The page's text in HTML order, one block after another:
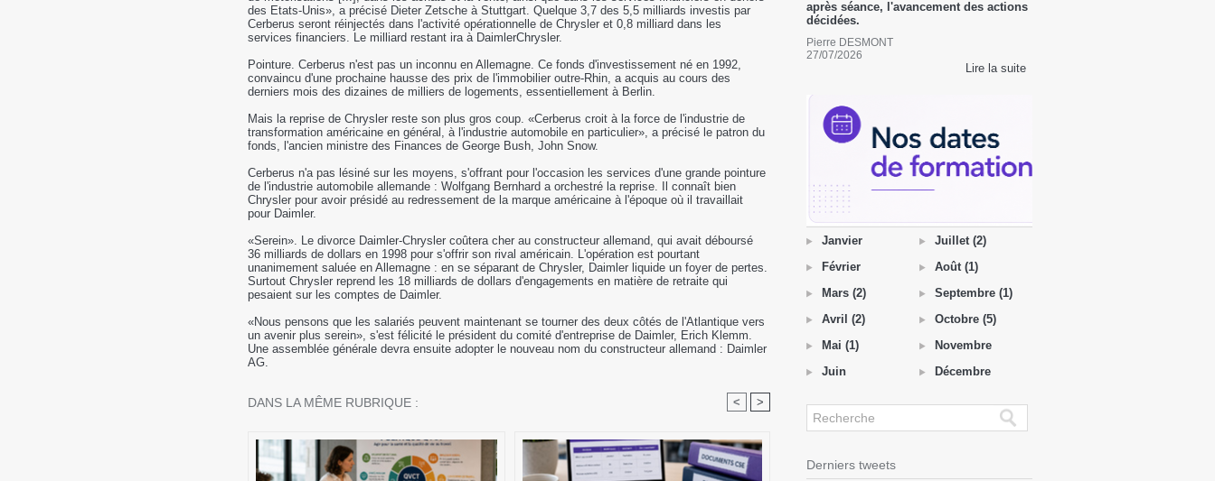
des Etats-Unis», a précisé Dieter Zetsche à Stuttgart. Quelque 3,7 des 5,5 milliards investis par
Cerberus seront réinjectés dans l'activité opérationnelle de Chrysler et 0,8 milliard dans les
services financiers. Le milliard restant ira à DaimlerChrysler.
Pointure. Cerberus n'est pas un inconnu en Allemagne. Ce fonds d'investissement né en 1992,
convaincu d'une prochaine hausse des prix de l'immobilier outre-Rhin, a acquis au cours des
derniers mois des dizaines de milliers de logements, essentiellement à Berlin.
Mais la reprise de Chrysler reste son plus gros coup. «Cerberus croit à la force de l'industrie de
transformation américaine en général, à l'industrie automobile en particulier», a précisé le patron du
fonds, l'ancien ministre des Finances de George Bush, John Snow.
Cerberus n'a pas lésiné sur les moyens, s'offrant pour l'occasion les services d'une grande pointure
de l'industrie automobile allemande : Wolfgang Bernhard a orchestré la reprise. Il connaît bien
Chrysler pour avoir présidé au redressement de la marque américaine à l'époque où il travaillait
pour Daimler.
«Serein». Le divorce Daimler-Chrysler coûtera cher au constructeur allemand, qui avait déboursé
36 milliards de dollars en 1998 pour s'offrir son rival américain. L'opération est pourtant
unanimement saluée en Allemagne : en se séparant de Chrysler, Daimler liquide un foyer de pertes.
Surtout Chrysler reprend les 18 milliards de dollars d'engagements en matière de retraite qui
pesaient sur les comptes de Daimler.
«Nous pensons que les salariés peuvent maintenant se tourner des deux côtés de l'Atlantique vers
un avenir plus serein», s'est félicité le président du comité d'entreprise de Daimler, Erich Klemm.
Une assemblée générale devra ensuite adopter le nouveau nom du constructeur allemand : Daimler
AG.
DANS LA MÊME RUBRIQUE : < >
après séance, l'avancement des actions
décidées.
Pierre DESMONT
27/07/2026
Lire la suite
Janvier
Février
Mars (2)
Avril (2)
Mai (1)
Juin
Juillet (2)
Août (1)
Septembre (1)
Octobre (5)
Novembre
Décembre
Derniers tweets